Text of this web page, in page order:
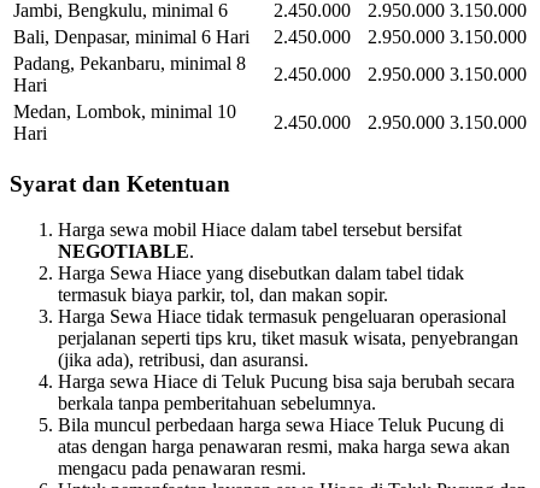
Jambi, Bengkulu, minimal 6
2.450.000 2.950.000 3.150.000
Bali, Denpasar, minimal 6 Hari
2.450.000 2.950.000 3.150.000
Padang, Pekanbaru, minimal 8
Hari
2.450.000 2.950.000 3.150.000
Medan, Lombok, minimal 10
Hari
2.450.000 2.950.000 3.150.000
Syarat dan Ketentuan
Harga sewa mobil Hiace dalam tabel tersebut bersifat
NEGOTIABLE.
Harga Sewa Hiace yang disebutkan dalam tabel tidak
termasuk biaya parkir, tol, dan makan sopir.
Harga Sewa Hiace tidak termasuk pengeluaran operasional
perjalanan seperti tips kru, tiket masuk wisata, penyebrangan
(jika ada), retribusi, dan asuransi.
Harga sewa Hiace di Teluk Pucung bisa saja berubah secara
berkala tanpa pemberitahuan sebelumnya.
Bila muncul perbedaan harga sewa Hiace Teluk Pucung di
atas dengan harga penawaran resmi, maka harga sewa akan
mengacu pada penawaran resmi.